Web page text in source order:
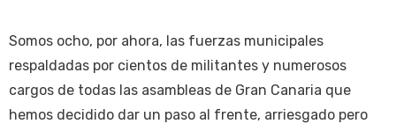
Somos ocho, por ahora, las fuerzas municipales
respaldadas por cientos de militantes y numerosos
cargos de todas las asambleas de Gran Canaria que
hemos decidido dar un paso al frente, arriesgado pero